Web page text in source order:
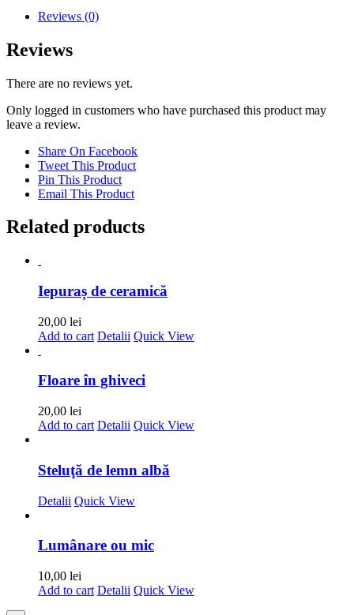
Reviews (0)
Reviews
There are no reviews yet.
Only logged in customers who have purchased this product may
leave a review.
Share On Facebook
Tweet This Product
Pin This Product
Email This Product
Related products
Iepuraș de ceramică
20,00 lei
Add to cart Detalii Quick View
Floare în ghiveci
20,00 lei
Add to cart Detalii Quick View
Steluţă de lemn albă
Detalii Quick View
Lumânare ou mic
10,00 lei
Add to cart Detalii Quick View